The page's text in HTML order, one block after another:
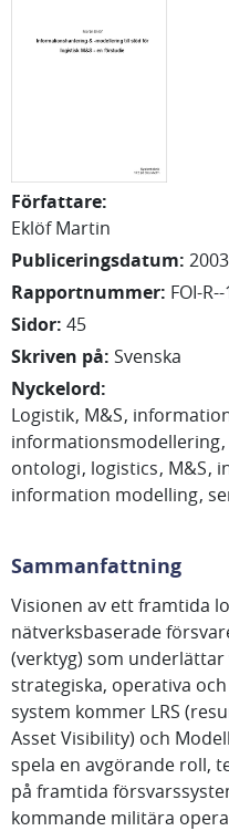
Författare:
Eklöf Martin
Publiceringsdatum:
Rapportnummer: FOI-
Sidor: 45
Skriven på: Svenska
Nyckelord:
Logistik M&S
informationsmodellering
ontologi logistics M&S
information modelling
Sammanfattning
Visionen av ett framtida
nätverksbaserade
(verktyg) som
strategiska, operativa
system kommer LRS
Asset Visibility) och
spela en avgörande roll,
på framtida
kommande militära